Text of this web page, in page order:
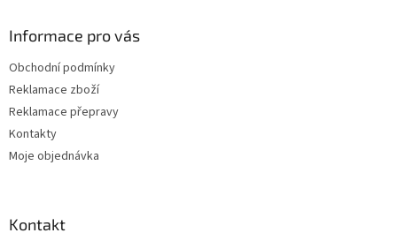
Informace pro vás
Obchodní podmínky
Reklamace zboží
Reklamace přepravy
Kontakty
Moje objednávka
Kontakt